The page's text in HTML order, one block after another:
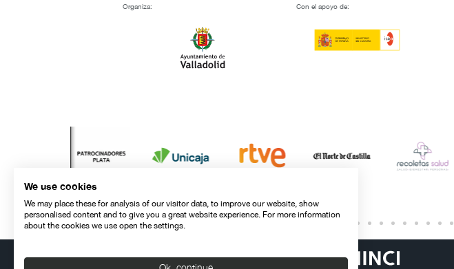
Organiza: Con el apoyo de:
We use cookies
We may place these for analysis of our visitor data, to improve our website, show
personalised content and to give you a great website experience. For more information
about the cookies we use open the settings.